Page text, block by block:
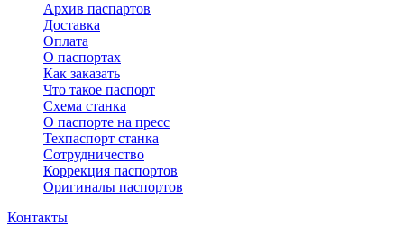
Архив паспартов
Доставка
Оплата
О паспортах
Как заказать
Что такое паспорт
Схема станка
О паспорте на пресс
Техпаспорт станка
Сотрудничество
Коррекция паспортов
Оригиналы паспортов
Контакты